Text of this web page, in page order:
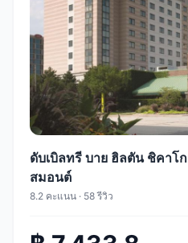
ดับเบิลทรี บาย ฮิลตัน ชิคาโ
สมอนต์
8.2 คะแนน · 58 รีวิว